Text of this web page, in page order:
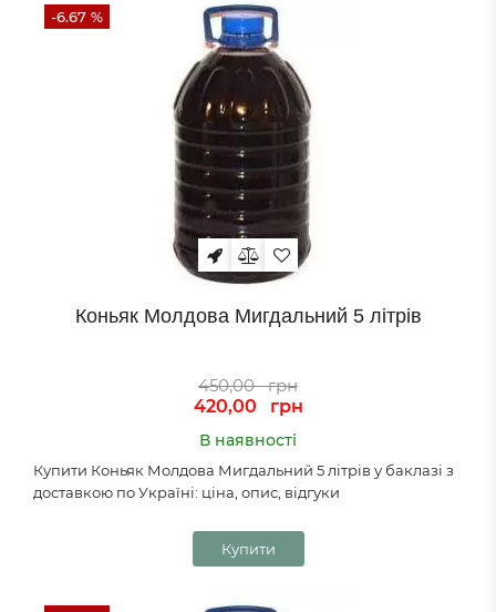
-6.67 %
Коньяк Молдова Мигдальний 5 літрів
450,00
грн
420,00
грн
В наявності
Купити Коньяк Молдова Мигдальний 5 літрів у баклазі з
доставкою по Україні: ціна, опис, відгуки
Купити